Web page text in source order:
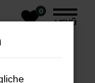
0
MENÜ